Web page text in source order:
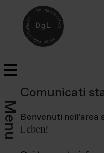
Menu
Comunicati
Benvenuti nell'area
Leben!